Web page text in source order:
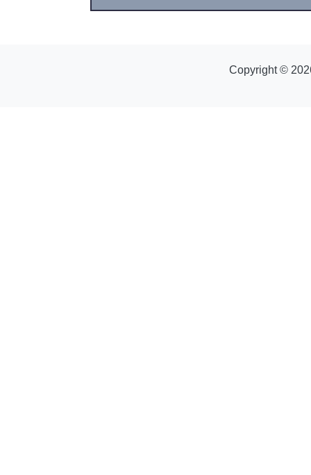
Copyright ©